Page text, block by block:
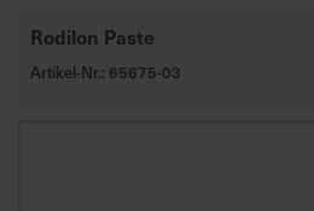
Rodilon Paste
Artikel-Nr.: 65675-03